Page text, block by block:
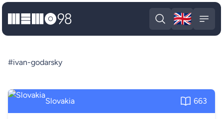
MEMO98
Open search
🇬🇧
#ivan-godarsky
Slovakia 663